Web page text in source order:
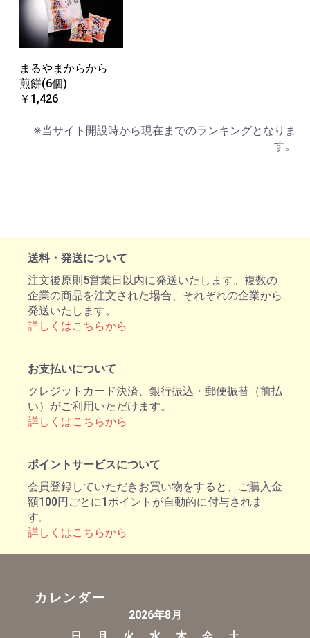
まるやまからから
煎餅(6個)
￥1,426
※当サイト開設時から現在までのランキングとなりま
す。
送料・発送について
注文後原則5営業日以内に発送いたします。複数の
企業の商品を注文された場合、それぞれの企業から
発送いたします。
詳しくはこちらから
お支払いについて
クレジットカード決済、銀行振込・郵便振替（前払
い）がご利用いただけます。
詳しくはこちらから
ポイントサービスについて
会員登録していただきお買い物をすると、ご購入金
額100円ごとに1ポイントが自動的に付与されま
す。
詳しくはこちらから
カレンダー
2026年8月